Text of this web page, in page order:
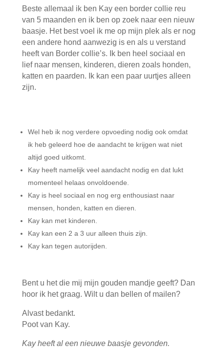
Beste allemaal ik ben Kay een border collie reu
van 5 maanden en ik ben op zoek naar een nieuw
baasje. Het best voel ik me op mijn plek als er nog
een andere hond aanwezig is en als u verstand
heeft van Border collie’s. Ik ben heel sociaal en
lief naar mensen, kinderen, dieren zoals honden,
katten en paarden. Ik kan een paar uurtjes alleen
zijn.
Wel heb ik nog verdere opvoeding nodig ook omdat
ik heb geleerd hoe de aandacht te krijgen wat niet
altijd goed uitkomt.
Kay heeft namelijk veel aandacht nodig en dat lukt
momenteel helaas onvoldoende.
Kay is heel sociaal en nog erg enthousiast naar
mensen, honden, katten en dieren.
Kay kan met kinderen.
Kay kan een 2 a 3 uur alleen thuis zijn.
Kay kan tegen autorijden.
Bent u het die mij mijn gouden mandje geeft? Dan
hoor ik het graag. Wilt u dan bellen of mailen?
Alvast bedankt.
Poot van Kay.
Kay heeft al een nieuwe baasje gevonden.